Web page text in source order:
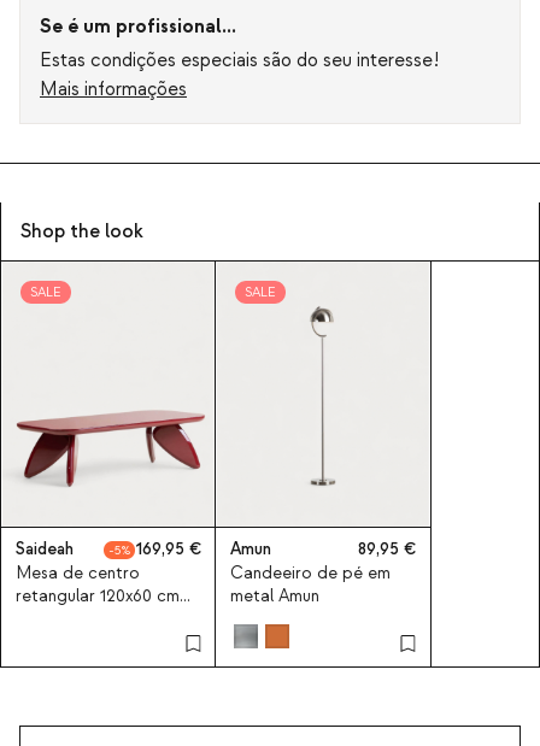
Se é um profissional...
Estas condições especiais são do seu interesse!
Mais informações
Shop the look
SALE
Saideah 5
169,95
Mesa de centro
retangular 120x60 cm
SALE
Amun
89,95
Candeeiro de pé em
metal Amun